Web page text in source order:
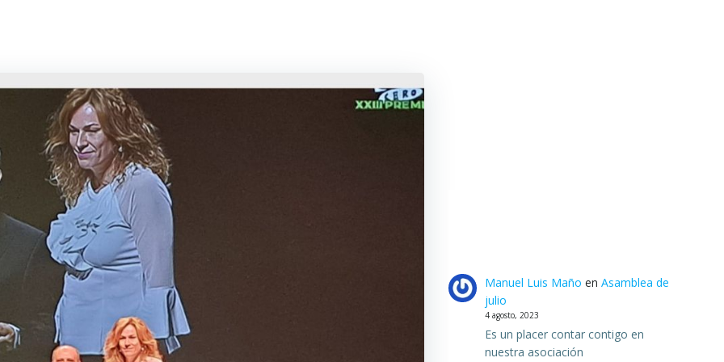
Manuel Luis Maño en Asamblea de
julio
4 agosto, 2023
Es un placer contar contigo en
nuestra asociación